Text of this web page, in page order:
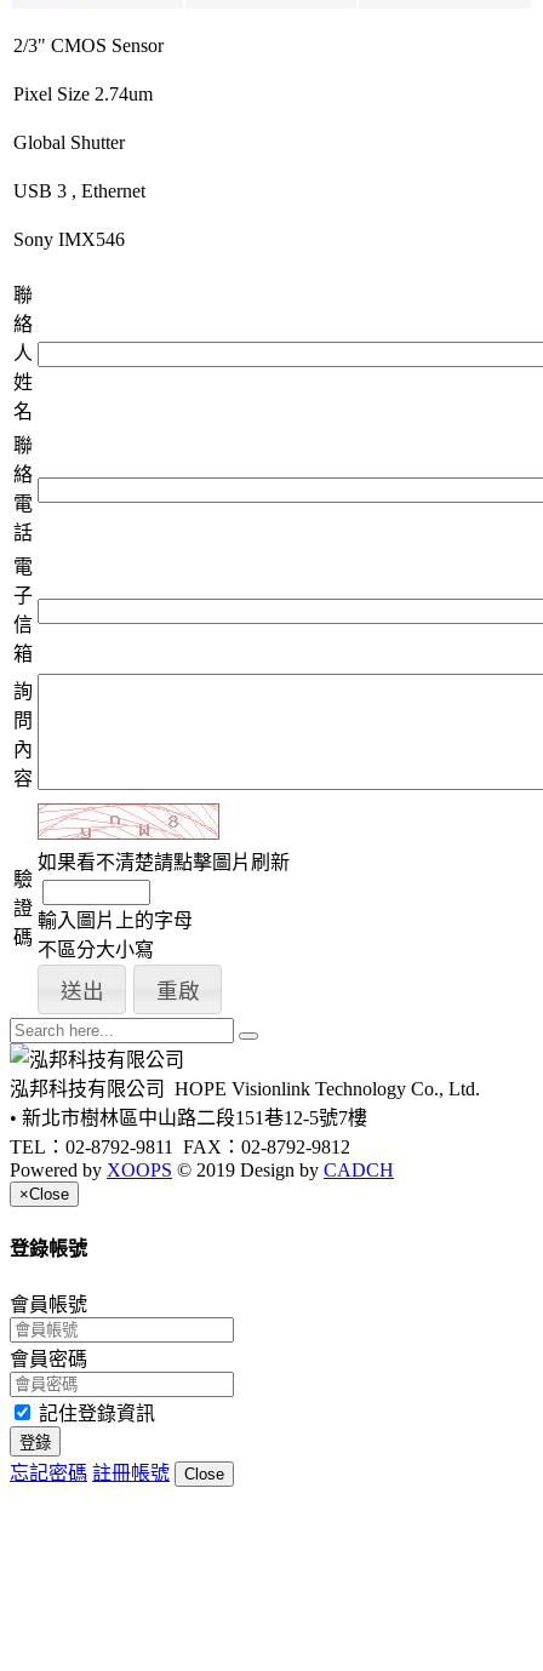
2/3" CMOS Sensor
Pixel Size 2.74um
Global Shutter
USB 3 , Ethernet
Sony IMX546
聯
絡
人
姓
名
聯
絡
電
話
電
子
信
箱
詢
問
內
容
驗
證
碼
如果看不清楚請點擊圖片刷新
輸入圖片上的字母
不區分大小寫
泓邦科技有限公司 HOPE Visionlink Technology Co., Ltd.
• 新北市樹林區中山路二段151巷12-5號7樓
TEL：02-8792-9811 FAX：02-8792-9812
Powered by XOOPS © 2019 Design by CADCH
×Close
登錄帳號
會員帳號
會員密碼
記住登錄資訊
登錄
忘記密碼 註冊帳號 Close